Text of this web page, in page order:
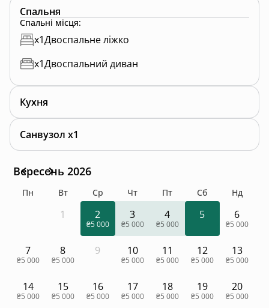
Спальня
Спальні місця:
x1Двоспальне ліжко
x1Двоспальний диван
Кухня
Санвузол x1
Вересень 2026
Пн Вт Ср Чт Пт Сб Нд
1 2
₴5 000
3
₴5 000
4
₴5 000
5 6
₴5 000
7
₴5 000
8
₴5 000
9 10
₴5 000
11
₴5 000
12
₴5 000
13
₴5 000
14
₴5 000
15
₴5 000
16
₴5 000
17
₴5 000
18
₴5 000
19
₴5 000
20
₴5 000